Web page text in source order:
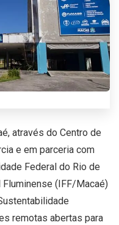
através do Centro de
e em parceria com
Federal do Rio de
(IFF/Macaé)
remotas abertas para